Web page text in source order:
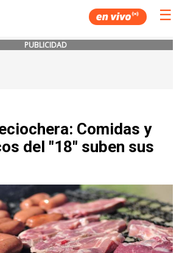
☰
PUBLICIDAD
Comidas y
del "18" suben sus